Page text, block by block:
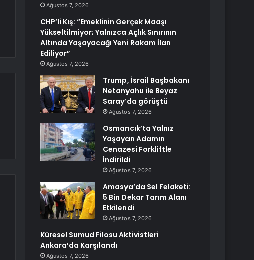
Ağustos 7, 2026
CHP’li Kış: “Emeklinin Gerçek Maaşı
Yükseltilmiyor; Yalnızca Açlık Sınırının
Altında Yaşayacağı Yeni Rakam İlan
Ediliyor”
Ağustos 7, 2026
Trump, İsrail Başbakanı
Netanyahu ile Beyaz
Saray’da görüştü
Ağustos 7, 2026
Osmancık’ta Yalnız
Yaşayan Adamın
Cenazesi Forkliftle
İndirildi
Ağustos 7, 2026
Amasya’da Sel Felaketi:
5 Bin Dekar Tarım Alanı
Etkilendi
Ağustos 7, 2026
Küresel Sumud Filosu Aktivistleri
Ankara’da Karşılandı
Ağustos 7, 2026